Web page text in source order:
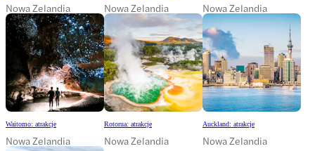
Nowa Zelandia Nowa Zelandia Nowa Zelandia
Waitomo: atrakcje
Nowa Zelandia
Rotorua: atrakcje
Nowa Zelandia
Auckland: atrakcje
Nowa Zelandia